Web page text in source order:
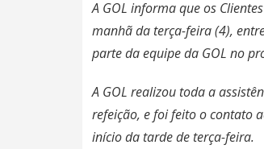
A GOL informa que os
manhã da terça-feira (4),
parte da equipe da GOL no
A GOL realizou toda a
refeição, e foi feito o contato
início da tarde de terça-feira.